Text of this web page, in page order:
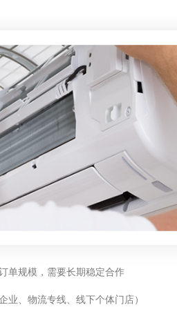
单规模，需要长期稳定合作
业、物流专线、线下个体门店）